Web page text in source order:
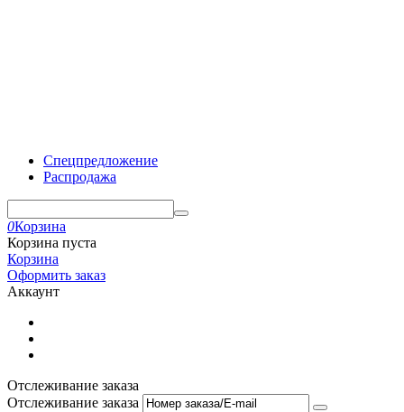
Спецпредложение
Распродажа
0Корзина
Корзина пуста
Корзина
Оформить заказ
Аккаунт
Отслеживание заказа
Отслеживание заказа